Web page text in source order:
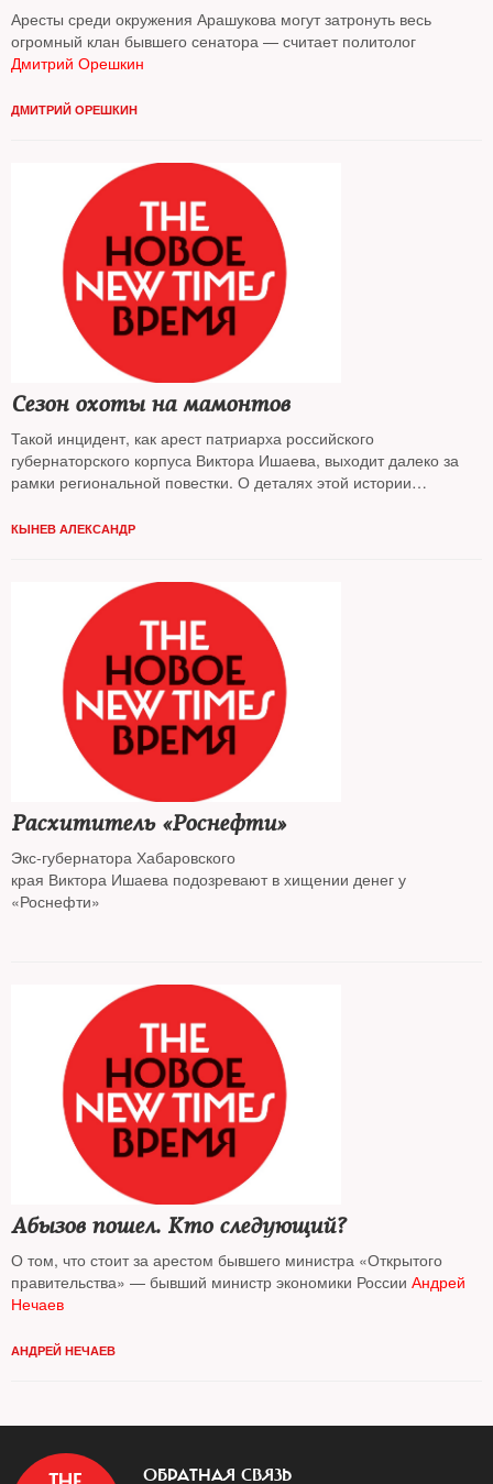
Аресты среди окружения Арашукова могут затронуть весь
огромный клан бывшего сенатора — считает политолог
Дмитрий Орешкин
ДМИТРИЙ ОРЕШКИН
Сезон охоты на мамонтов
Такой инцидент, как арест патриарха российского
губернаторского корпуса Виктора Ишаева, выходит далеко за
рамки региональной повестки. О деталях этой истории
КЫНЕВ АЛЕКСАНДР
Расхититель «Роснефти»
Экс-губернатора Хабаровского
края Виктора Ишаева подозревают в хищении денег у
«Роснефти»
Абызов пошел. Кто следующий?
О том, что стоит за арестом бывшего министра «Открытого
правительства» — бывший министр экономики России Андрей
Нечаев
АНДРЕЙ НЕЧАЕВ
ОБРАТНАЯ СВЯЗЬ